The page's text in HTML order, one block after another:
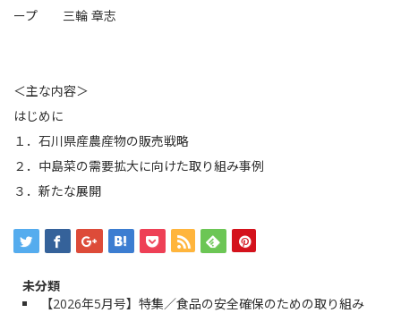
ープ 三輪 章志
＜主な内容＞
はじめに
１．石川県産農産物の販売戦略
２．中島菜の需要拡大に向けた取り組み事例
３．新たな展開
未分類
【2026年5月号】特集／食品の安全確保のための取り組み